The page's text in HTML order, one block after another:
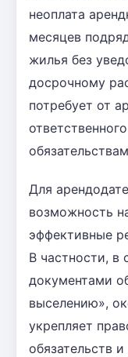
неоплата
месяцев
жилья без
досрочному
потребует от
Для
возможность
эффективные
В частности, в
документами
выселению»,
укрепляет
обязательств